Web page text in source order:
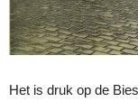
Het is druk op de